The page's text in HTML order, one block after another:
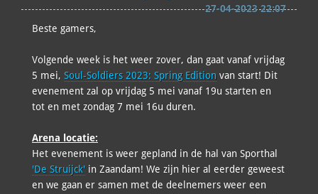
27-04-2023 22:07
Beste gamers,
Volgende week is het weer zover, dan gaat vanaf vrijdag
5 mei, Soul-Soldiers 2023: Spring Edition van start! Dit
evenement zal op vrijdag 5 mei vanaf 19u starten en
tot en met zondag 7 mei 16u duren.
Arena locatie:
Het evenement is weer gepland in de hal van Sporthal
'De Struijck' in Zaandam! We zijn hier al eerder geweest
en we gaan er samen met de deelnemers weer een